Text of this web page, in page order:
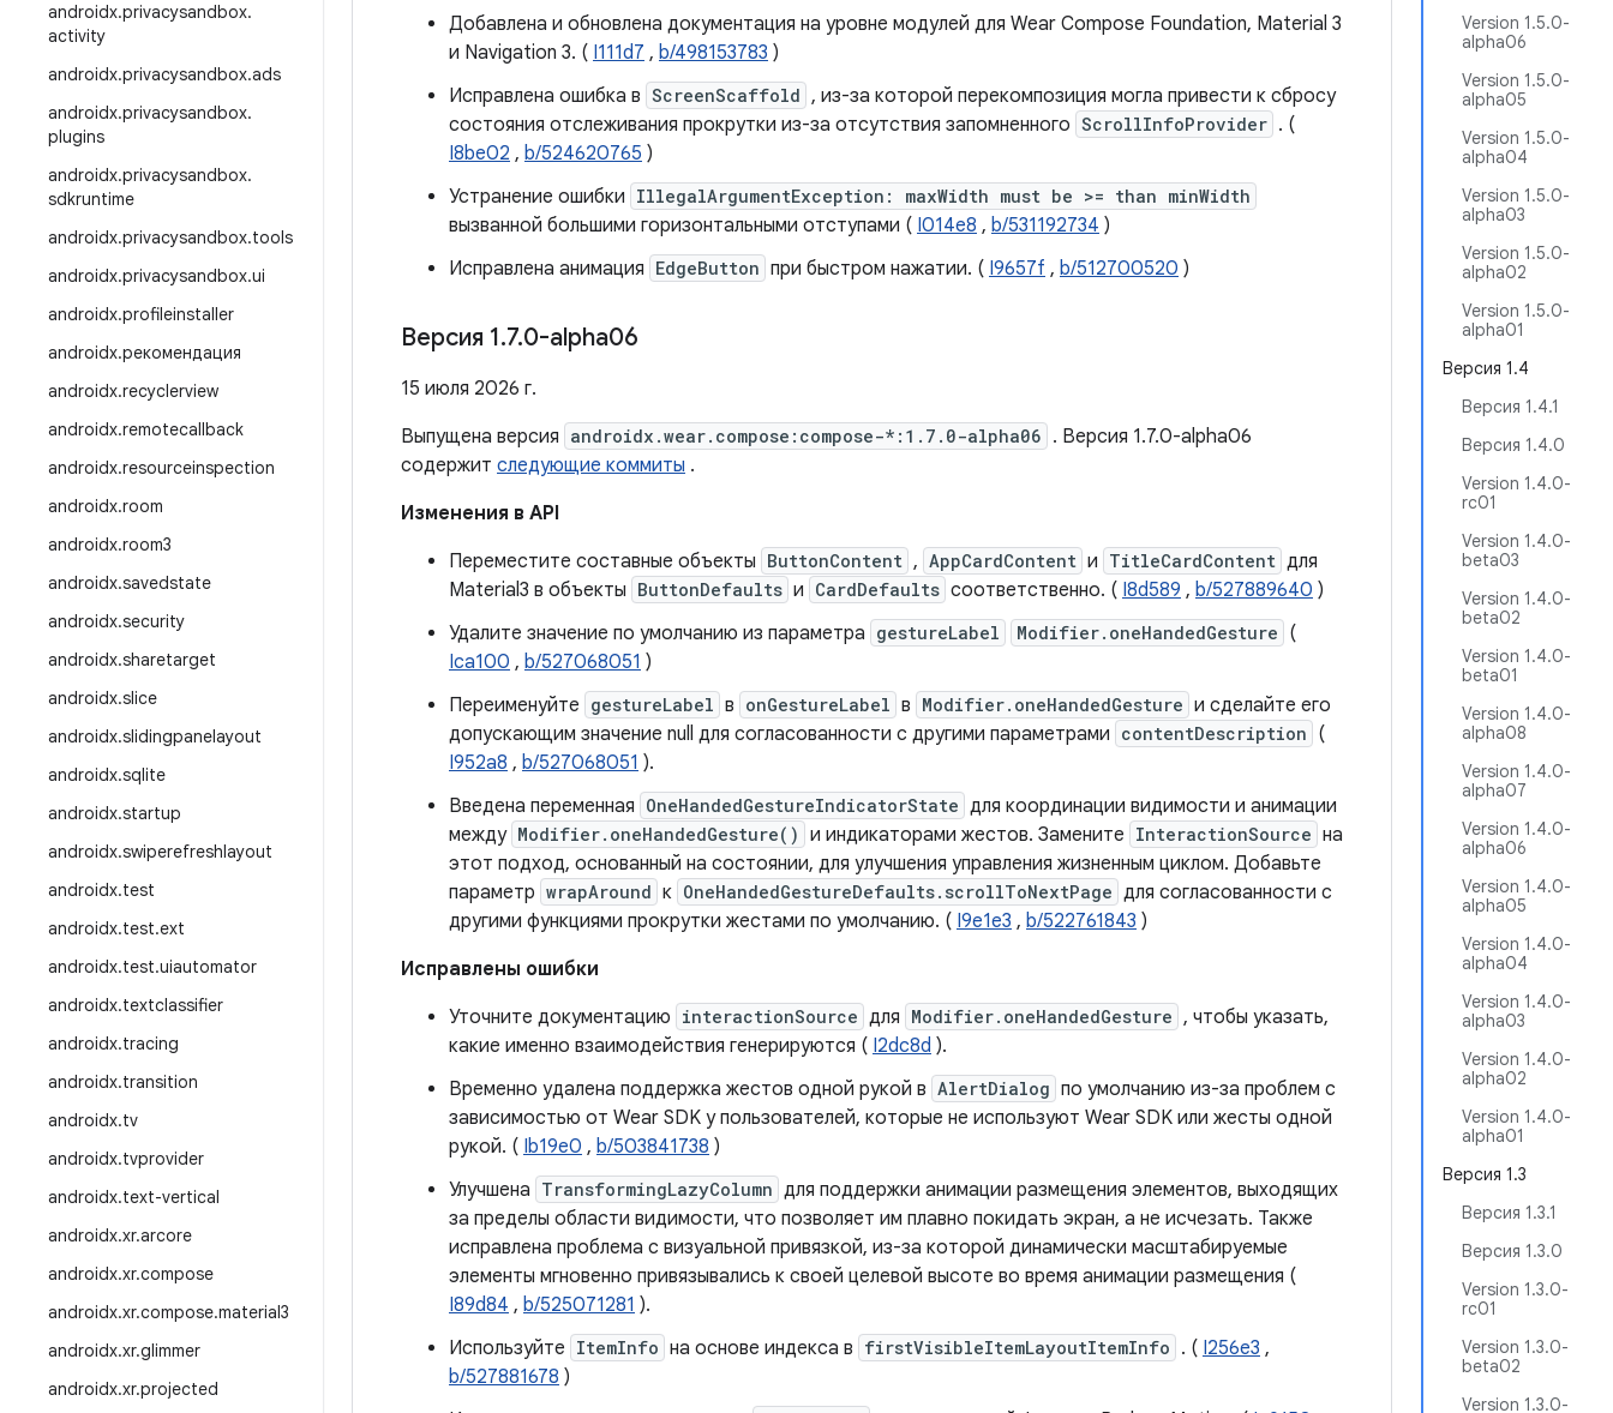
androidx.privacysandbox.
activity
androidx.privacysandbox.ads
androidx.privacysandbox.
plugins
androidx.privacysandbox.
sdkruntime
androidx.privacysandbox.tools
androidx.privacysandbox.ui
androidx.profileinstaller
androidx.рекомендация
androidx.recyclerview
androidx.remotecallback
androidx.resourceinspection
androidx.room
androidx.room3
androidx.savedstate
androidx.security
androidx.sharetarget
androidx.slice
androidx.slidingpanelayout
androidx.sqlite
androidx.startup
androidx.swiperefreshlayout
androidx.test
androidx.test.ext
androidx.test.uiautomator
androidx.textclassifier
androidx.tracing
androidx.transition
androidx.tv
androidx.tvprovider
androidx.text-vertical
androidx.xr.arcore
androidx.xr.compose
androidx.xr.compose.material3
androidx.xr.glimmer
androidx.xr.projected
Version 1.5.0-
alpha06
Version 1.5.0-
alpha05
Version 1.5.0-
alpha04
Version 1.5.0-
alpha03
Version 1.5.0-
alpha02
Version 1.5.0-
alpha01
Версия 1.4
Версия 1.4.1
Версия 1.4.0
Version 1.4.0-
rc01
Version 1.4.0-
beta03
Version 1.4.0-
beta02
Version 1.4.0-
beta01
Version 1.4.0-
alpha08
Version 1.4.0-
alpha07
Version 1.4.0-
alpha06
Version 1.4.0-
alpha05
Version 1.4.0-
alpha04
Version 1.4.0-
alpha03
Version 1.4.0-
alpha02
Version 1.4.0-
alpha01
Версия 1.3
Версия 1.3.1
Версия 1.3.0
Version 1.3.0-
rc01
Version 1.3.0-
beta02
Version 1.3.0-
Добавлена ​​и обновлена ​​документация на уровне модулей для Wear Compose Foundation, Material 3
и Navigation 3. ( I111d7 , b/498153783 )
Исправлена ​​ошибка в ScreenScaffold , из-за которой перекомпозиция могла привести к сбросу
состояния отслеживания прокрутки из-за отсутствия запомненного ScrollInfoProvider . (
I8be02 , b/524620765 )
Устранение ошибки IllegalArgumentException: maxWidth must be >= than minWidth
вызванной большими горизонтальными отступами ( I014e8 , b/531192734 )
Исправлена ​​анимация EdgeButton при быстром нажатии. ( I9657f , b/512700520 )
Версия 1.7.0-alpha06
15 июля 2026 г.
Выпущена версия androidx.wear.compose:compose-*:1.7.0-alpha06 . Версия 1.7.0-alpha06
содержит следующие коммиты .
Изменения в API
Переместите составные объекты ButtonContent , AppCardContent и TitleCardContent для
Material3 в объекты ButtonDefaults и CardDefaults соответственно. ( I8d589 , b/527889640 )
Удалите значение по умолчанию из параметра gestureLabel Modifier.oneHandedGesture (
Ica100 , b/527068051 )
Переименуйте gestureLabel в onGestureLabel в Modifier.oneHandedGesture и сделайте его
допускающим значение null для согласованности с другими параметрами contentDescription (
I952a8 , b/527068051 ).
Введена переменная OneHandedGestureIndicatorState для координации видимости и анимации
между Modifier.oneHandedGesture() и индикаторами жестов. Замените InteractionSource на
этот подход, основанный на состоянии, для улучшения управления жизненным циклом. Добавьте
параметр wrapAround к OneHandedGestureDefaults.scrollToNextPage для согласованности с
другими функциями прокрутки жестами по умолчанию. ( I9e1e3 , b/522761843 )
Исправлены ошибки
Уточните документацию interactionSource для Modifier.oneHandedGesture , чтобы указать,
какие именно взаимодействия генерируются ( I2dc8d ).
Временно удалена поддержка жестов одной рукой в AlertDialog по умолчанию из-за проблем с
зависимостью от Wear SDK у пользователей, которые не используют Wear SDK или жесты одной
рукой. ( Ib19e0 , b/503841738 )
Улучшена TransformingLazyColumn для поддержки анимации размещения элементов, выходящих
за пределы области видимости, что позволяет им плавно покидать экран, а не исчезать. Также
исправлена ​​проблема с визуальной привязкой, из-за которой динамически масштабируемые
элементы мгновенно привязывались к своей целевой высоте во время анимации размещения (
I89d84 , b/525071281 ).
Используйте ItemInfo на основе индекса в firstVisibleItemLayoutItemInfo . ( I256e3 ,
b/527881678 )